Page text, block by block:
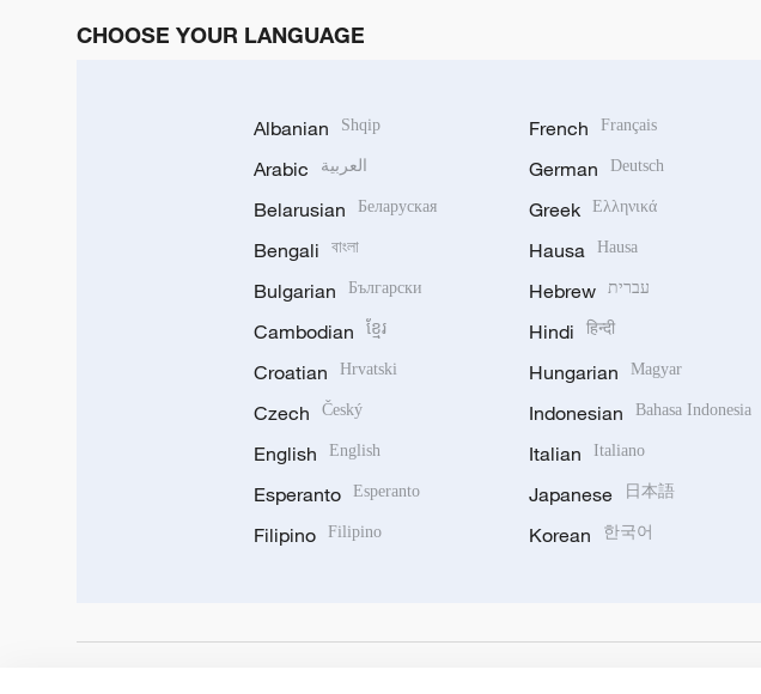
CHOOSE YOUR LANGUAGE
Albanian Shqip
Arabic العربية
Belarusian Беларуская
Bengali বাংলা
Bulgarian Български
Cambodian ខ្មែរ
Croatian Hrvatski
Czech Český
English English
Esperanto Esperanto
Filipino Filipino
French Français
German Deutsch
Greek Ελληνικά
Hausa Hausa
Hebrew עברית
Hindi हिन्दी
Hungarian Magyar
Indonesian Bahasa Indonesia
Italian Italiano
Japanese 日本語
Korean 한국어